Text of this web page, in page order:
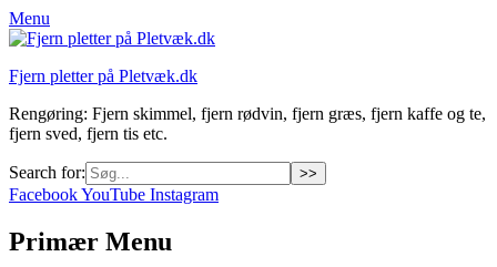
Menu
Fjern pletter på Pletvæk.dk
Rengøring: Fjern skimmel, fjern rødvin, fjern græs, fjern kaffe og te,
fjern sved, fjern tis etc.
Search for:
FacebookYouTube Instagram
Primær Menu